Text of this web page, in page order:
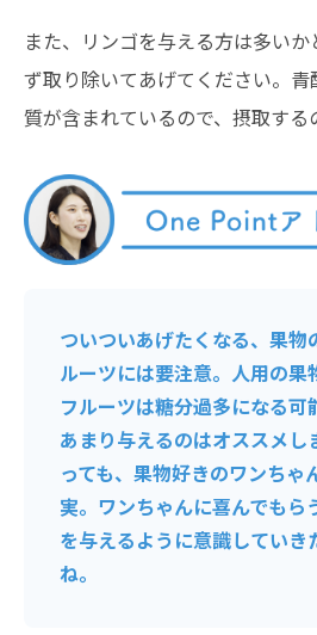
また、リンゴを与える方は多い
ず取り除いてあげてください。
質が含まれているので、摂取する
ついついあげたくなる、果物
ルーツには要注意。人用の果
フルーツは糖分過多になる可
あまり与えるのはオススメし
っても、果物好きのワンちゃ
実。ワンちゃんに喜んでもら
を与えるように意識していき
ね。